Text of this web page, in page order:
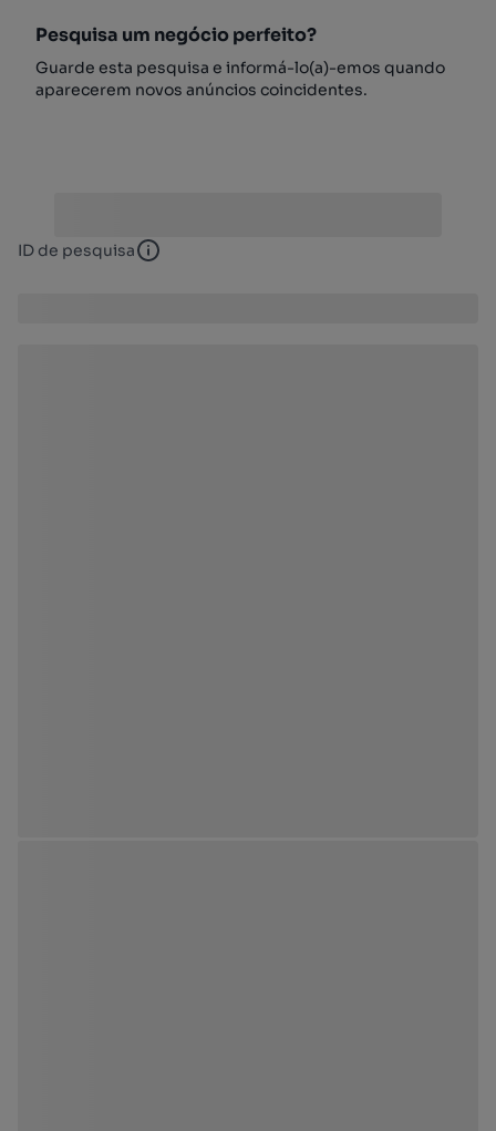
Pesquisa um negócio perfeito?
Guarde esta pesquisa e informá-lo(a)-emos quando
aparecerem novos anúncios coincidentes.
ID de pesquisa ID de pesquisa